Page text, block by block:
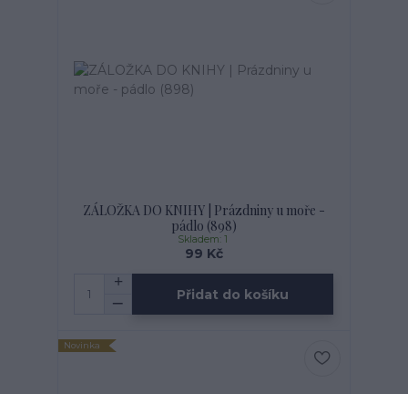
ZÁLOŽKA DO KNIHY | Prázdniny u moře -
pádlo (898)
99 Kč
Skladem: 1
Přidat do košíku
Novinka